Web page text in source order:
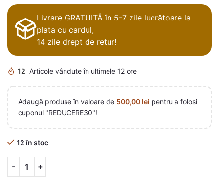
Livrare GRATUITĂ în 5-7 zile lucrătoare la
plata cu cardul,
14 zile drept de retur!
12 Articole vândute în ultimele 12 ore
Adaugă produse în valoare de 500,00 lei pentru a folosi
cuponul "REDUCERE30"!
12 în stoc